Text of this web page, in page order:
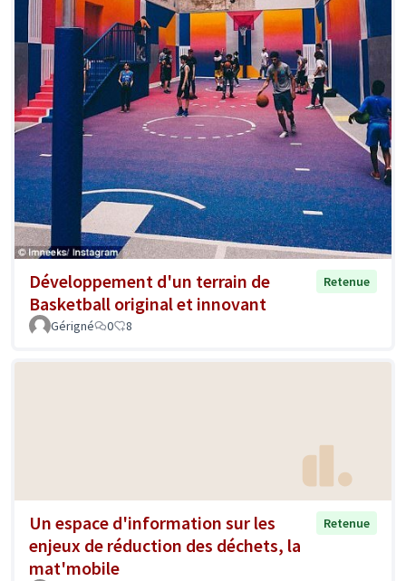
Développement d'un terrain de
Basketball original et innovant
Retenue
Gérigné 0 8
Un espace d'information sur les
enjeux de réduction des déchets, la
mat'mobile
Retenue